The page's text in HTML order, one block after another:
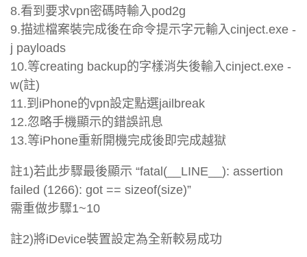
8.看到要求vpn密碼時輸入pod2g
9.描述檔案裝完成後在命令提示字元輸入cinject.exe -
j payloads
10.等creating backup的字樣消失後輸入cinject.exe -
w(註)
11.到iPhone的vpn設定點選jailbreak
12.忽略手機顯示的錯誤訊息
13.等iPhone重新開機完成後即完成越獄
註1)若此步驟最後顯示 “fatal(__LINE__): assertion
failed (1266): got == sizeof(size)”
需重做步驟1~10
註2)將iDevice裝置設定為全新較易成功